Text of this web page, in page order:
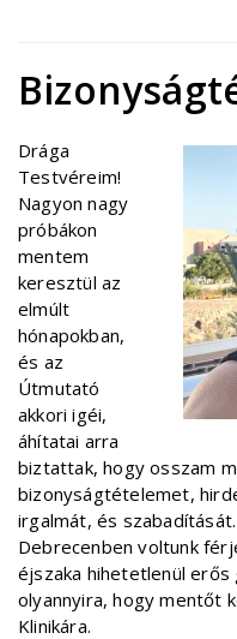
Drága
Testvéreim!
Nagyon nagy
próbákon
mentem
keresztül az
elmúlt
hónapokban,
és az
Útmutató
akkori igéi,
áhítatai arra
biztattak, hogy osszam
bizonyságtételemet,
irgalmát, és
Debrecenben voltunk
éjszaka hihetetlenül
olyannyira, hogy mentőt
Klinikára.